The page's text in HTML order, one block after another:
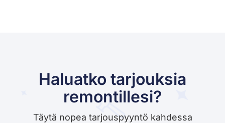
Haluatko tarjouksia
remontillesi?
Täytä nopea tarjouspyyntö kahdessa